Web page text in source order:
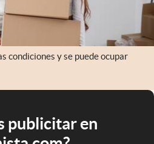
condiciones y se puede ocupar
publicitar en